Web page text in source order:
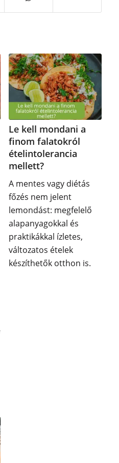
Le kell mondani a
finom falatokról
ételintolerancia
mellett?
A mentes vagy diétás
főzés nem jelent
lemondást: megfelelő
alapanyagokkal és
praktikákkal ízletes,
változatos ételek
készíthetők otthon is.